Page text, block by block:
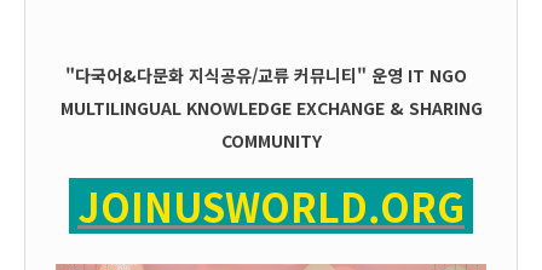
"다국어&다문화 지식공유/교류 커뮤니티" 운영 IT NGO
MULTILINGUAL KNOWLEDGE EXCHANGE & SHARING
COMMUNITY
JOINUSWORLD.ORG